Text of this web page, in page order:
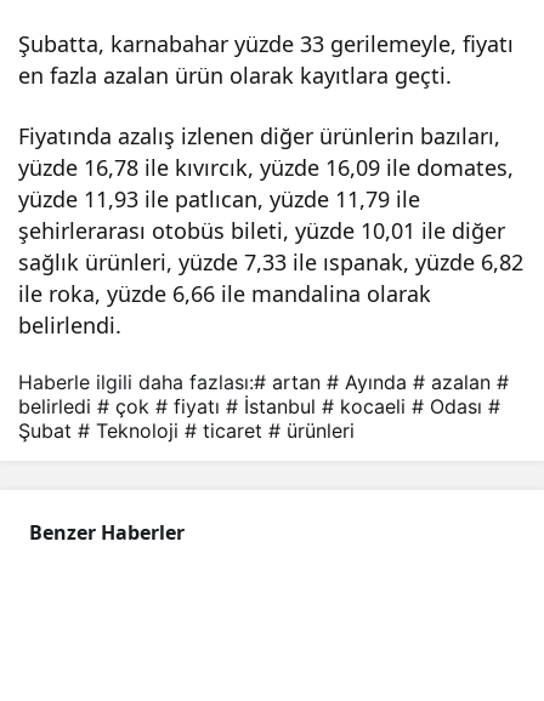
Şubatta, karnabahar yüzde 33 gerilemeyle, fiyatı
en fazla azalan ürün olarak kayıtlara geçti.
Fiyatında azalış izlenen diğer ürünlerin bazıları,
yüzde 16,78 ile kıvırcık, yüzde 16,09 ile domates,
yüzde 11,93 ile patlıcan, yüzde 11,79 ile
şehirlerarası otobüs bileti, yüzde 10,01 ile diğer
sağlık ürünleri, yüzde 7,33 ile ıspanak, yüzde 6,82
ile roka, yüzde 6,66 ile mandalina olarak
belirlendi.
belir
Haberle ilgili daha fazlası:# artan # Ayında # azalan #
belirledi # çok # fiyatı # İstanbul # kocaeli # Odası #
Şubat # Teknoloji # ticaret # ürünleri
Benzer Haberler